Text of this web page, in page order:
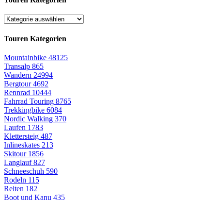
Touren Kategorien
Mountainbike 48125
Transalp 865
Wandern 24994
Bergtour4692
Rennrad 10444
Fahrrad Touring 8765
Trekkingbike 6084
Nordic Walking 370
Laufen 1783
Klettersteig 487
Inlineskates 213
Skitour 1856
Langlauf827
Schneeschuh 590
Rodeln 115
Reiten 182
Boot und Kanu 435